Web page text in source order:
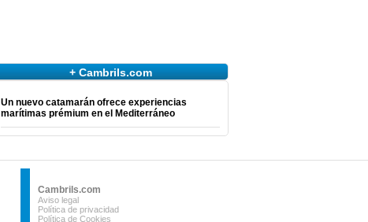
+ Cambrils.com
Un nuevo catamarán ofrece experiencias
marítimas prémium en el Mediterráneo
Cambrils.com
Aviso legal
Política de privacidad
Política de Cookies